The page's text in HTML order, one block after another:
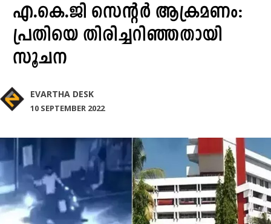
എ.കെ.ജി സെന്റര്‍ ആക്രമണം:
പ്രതിയെ തിരിച്ചറിഞ്ഞതായി
സൂചന
EVARTHA DESK
10 SEPTEMBER 2022